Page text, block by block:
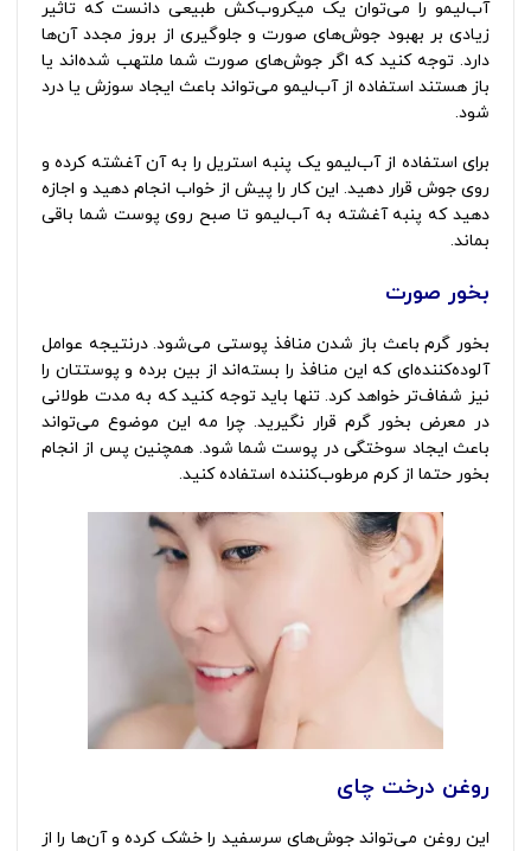
آب‌لیمو را می‌توان یک میکروب‌کش طبیعی دانست که تاثیر
زیادی بر بهبود جوش‌های صورت و جلوگیری از بروز مجدد آن‌ها
دارد. توجه کنید که اگر جوش‌های صورت شما ملتهب شده‌اند یا
باز هستند استفاده از آب‌لیمو می‌تواند باعث ایجاد سوزش یا درد
شود.
برای استفاده از آب‌لیمو یک پنبه استریل را به آن آغشته کرده و
روی جوش قرار دهید. این کار را پیش از خواب انجام دهید و اجازه
دهید که پنبه آغشته به آب‌لیمو تا صبح روی پوست شما باقی
بماند.
بخور صورت
بخور گرم باعث باز شدن منافذ پوستی می‌شود. درنتیجه عوامل
آلوده‌کننده‌ای که این منافذ را بسته‌اند از بین برده و پوستتان را
نیز شفاف‌تر خواهد کرد. تنها باید توجه کنید که به مدت طولانی
در معرض بخور گرم قرار نگیرید. چرا مه این موضوع می‌تواند
باعث ایجاد سوختگی در پوست شما شود. همچنین پس‌ از انجام
بخور حتما از کرم مرطوب‌کننده استفاده کنید.
روغن درخت چای
این روغن می‌تواند جوش‌های سرسفید را خشک کرده و آن‌ها را از